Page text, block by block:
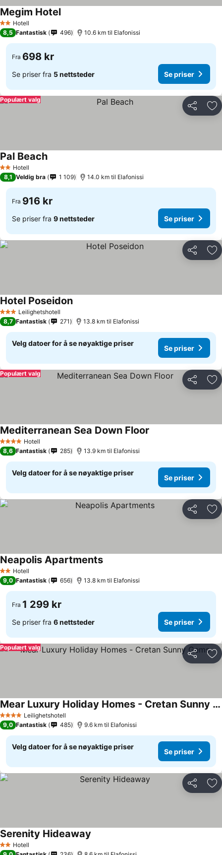
2 Stjerner
Hotell
Megim Hotel
8,5 Fantastisk 496 10.6 km til Elafonissi
Fra 698 kr
Se priser fra 5 nettsteder Se priser
Del
Populært valg
2 Stjerner
Hotell
Pal Beach
8,1 Veldig bra 1 109 14.0 km til Elafonissi
Fra 916 kr
Se priser fra 9 nettsteder Se priser
Del
3 StjernerLeilighetshotell
Hotel Poseidon
8,7 Fantastisk 271 13.8 km til Elafonissi
Velg datoer for å se nøyaktige priser
Se priser
Del
Populært valg
4 StjernerHotell
Mediterranean Sea Down Floor
8,6 Fantastisk 285 13.9 km til Elafonissi
Velg datoer for å se nøyaktige priser
Se priser
Del
2 Stjerner
Hotell
Neapolis Apartments
9,0 Fantastisk 656 13.8 km til Elafonissi
Fra 1 299 kr
Se priser fra 6 nettsteder Se priser
Del
Populært valg
4 StjernerLeilighetshotell
Mear Luxury Holiday Homes - Cretan Sunny Gems
9,0 Fantastisk 485 9.6 km til Elafonissi
Velg datoer for å se nøyaktige priser
Se priser
Del
2 Stjerner
Hotell
Serenity Hideaway